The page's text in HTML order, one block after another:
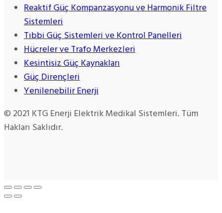
Reaktif Güç Kompanzasyonu ve Harmonik Filtre
Sistemleri
Tıbbi Güç Sistemleri ve Kontrol Panelleri
Hücreler ve Trafo Merkezleri
Kesintisiz Güç Kaynakları
Güç Dirençleri
Yenilenebilir Enerji
© 2021 KTG Enerji Elektrik Medikal Sistemleri. Tüm
Hakları Saklıdır.